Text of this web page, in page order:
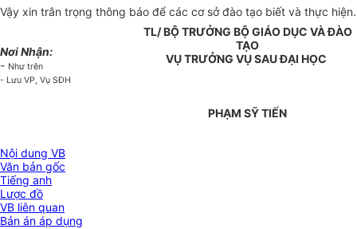
Vậy xin trân trọng thông báo để các cơ sở đào tạo biết và thực hiện.
Nơi Nhận:
- Như trên
- Lưu VP, Vụ SĐH
TL/ BỘ TRƯỞNG BỘ GIÁO DỤC VÀ ĐÀO
TẠO
VỤ TRƯỞNG VỤ SAU ĐẠI HỌC
PHẠM SỸ TIẾN
Nội dung VB
Văn bản gốc
Tiếng anh
Lược đồ
VB liên quan
Bản án áp dụng